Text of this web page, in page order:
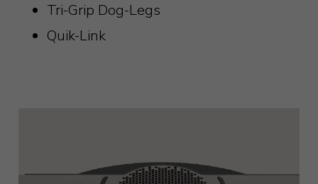
Tri-Grip Dog-Legs
Quik-Link